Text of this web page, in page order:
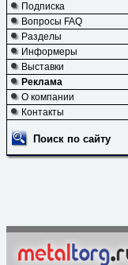
Подписка
Вопросы FAQ
Разделы
Информеры
Выставки
Реклама
О компании
Контакты
Поиск по сайту